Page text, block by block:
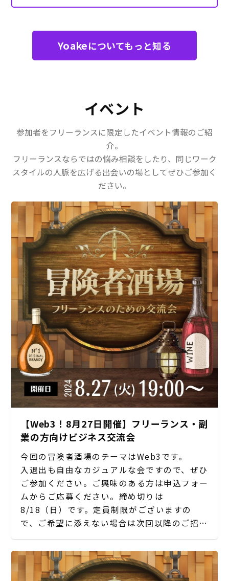
Yoakeについてもっと知る
イベント
参加者をフリーランスに限定したイベント情報のご紹
介。
フリーランスならではの悩み相談をしたり、同じワーク
スタイルの人脈を広げる出会いの場としてぜひご参加く
ださい。
【Web3！8月27日開催】フリーランス・副
業の方向けビジネス交流会
今回の冒険者酒場のテーマはWeb3です。
入退出も自由なカジュアルな会ですので、ぜひ
ご参加ください。ご興味のある方は申込フォー
ムからご応募ください。締め切りは
8/18（日）です。定員制限がございますの
で、ご希望に添えない場合は次回以降のご招待
とさせていただきます。